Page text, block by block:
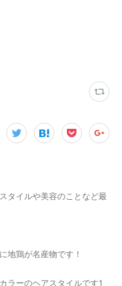
タイルや美容のことなど最
地鶏が名産物です！
ラーのヘアスタイルです1